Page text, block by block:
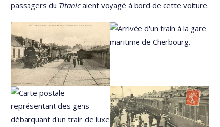
passagers du Titanic aient voyagé à bord de cette voiture.